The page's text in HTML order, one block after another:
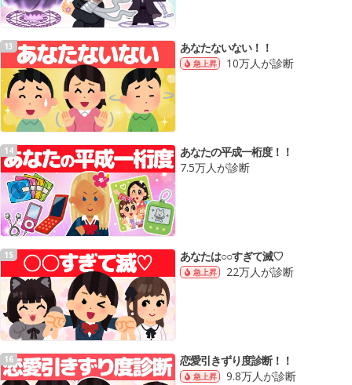
13 あなたないない！！
急上昇 10万人が診断
14
あなたの平成一桁度！！
7.5万人が診断
15 あなたは○○すぎて滅♡
急上昇 22万人が診断
16 恋愛引きずり度診断！！
急上昇 9.8万人が診断